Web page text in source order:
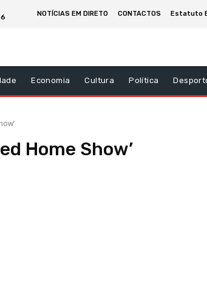
NOTÍCIAS EM DIRETO CONTACTOS Estatuto
Economia Cultura Política
Home Show’